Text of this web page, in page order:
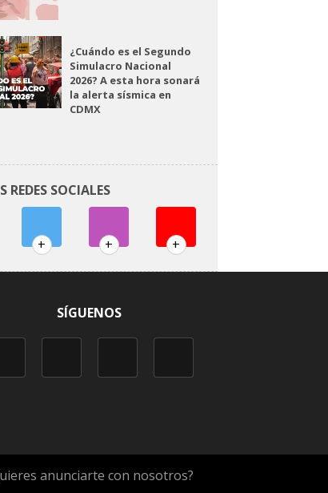
¿Cuándo es el Segundo
Simulacro Nacional
2026? A esta hora sonará
la alerta sísmica en
CDMX
REDES SOCIALES
+ + +
SÍGUENOS
anunciarte con nosotros?